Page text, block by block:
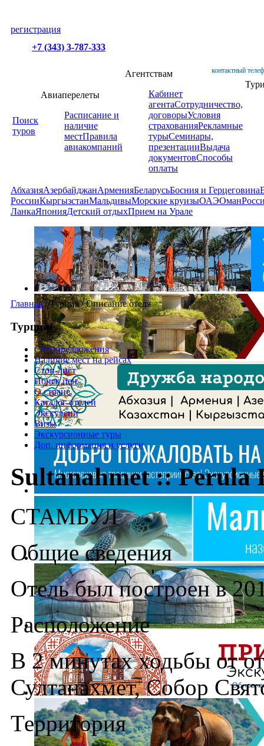
регистрация
+7 (343) 3-787-333
контактный
Поиск
туров
Авиаперелеты
Расписание и
наличие
местПравила
авиакомпаний
Агентствам
Кабинет
агентаСотрудничество,
договорыУсловия
страхованияРекламные
турыСеминары,
презентацииВыдача
документовСпособы
оплаты
АбхазияАзербайджанАрменияБеларусьБосния и Герцеговина
РоссииКыргызстанМальдивыМорские круизыОАЭОман
ЛанкаЯпонияДетский отдыхПрием на Урале
Главная /Турция/Описание отеля
Турция
Спецпредложения
Наличие мест на рейсах
Стоп-лист
Поиск цен
О стране
Каталог отелей
Экскурсии
Визы
Экскурсионные туры
Доп. информация и услуги
Sultanahmet :: Perula
СТАМБУЛ
Общие сведения
Отель был построен в
Расположение
В 2 минутах ходьбы от
Султанахмет, Собор
Территория